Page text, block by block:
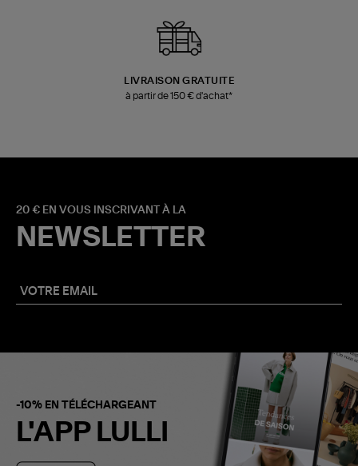
LIVRAISON GRATUITE
à partir de 150 € d'achat*
20 € EN VOUS INSCRIVANT À LA
NEWSLETTER
-10% EN TÉLÉCHARGEANT
L'APP LULLI